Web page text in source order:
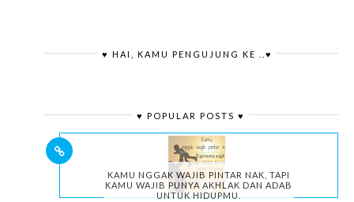
♥ HAI, KAMU PENGUJUNG KE ..♥
♥ POPULAR POSTS ♥
KAMU NGGAK WAJIB PINTAR NAK, TAPI
KAMU WAJIB PUNYA AKHLAK DAN ADAB
UNTUK HIDUPMU.